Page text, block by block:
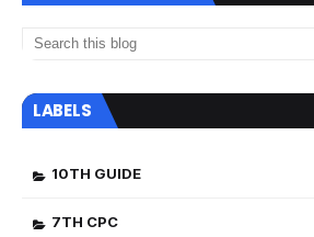
LABELS
10TH GUIDE
7TH CPC